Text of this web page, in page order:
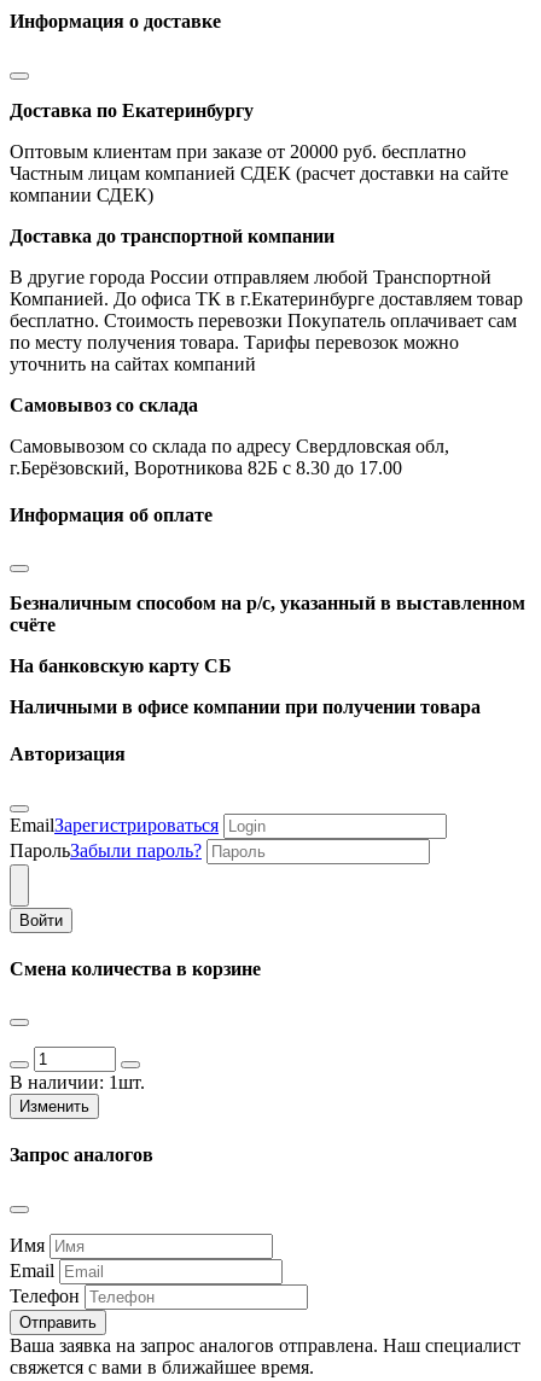
Информация о доставке
Доставка по Екатеринбургу
Оптовым клиентам при заказе от 20000 руб. бесплатно
Частным лицам компанией СДЕК (расчет доставки на сайте
компании СДЕК)
Доставка до транспортной компании
В другие города России отправляем любой Транспортной
Компанией. До офиса ТК в г.Екатеринбурге доставляем товар
бесплатно. Стоимость перевозки Покупатель оплачивает сам
по месту получения товара. Тарифы перевозок можно
уточнить на сайтах компаний
Самовывоз со склада
Самовывозом со склада по адресу Свердловская обл,
г.Берёзовский, Воротникова 82Б с 8.30 до 17.00
Информация об оплате
Безналичным способом на р/с, указанный в выставленном
счёте
На банковскую карту СБ
Наличными в офисе компании при получении товара
Авторизация
EmailЗарегистрироваться
ПарольЗабыли пароль?
Войти
Смена количества в корзине
В наличии: 1шт.
Изменить
Запрос аналогов
Имя
Email
Телефон
Отправить
Ваша заявка на запрос аналогов отправлена. Наш специалист
свяжется с вами в ближайшее время.